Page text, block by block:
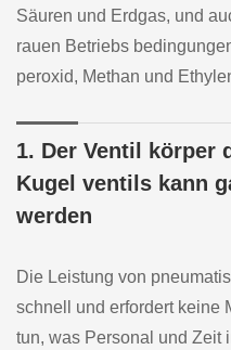
Säuren und Erdgas, und
rauen Betriebs
peroxid, Methan und
1. Der Ventil körper
Kugel ventils kann
werden
Die Leistung von
schnell und erfordert keine
tun, was Personal und Zeit